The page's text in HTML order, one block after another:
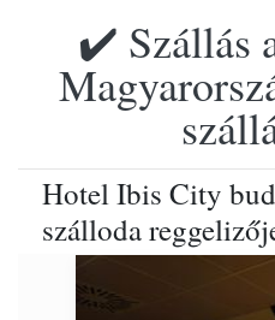
✔️ Szállás
Hotel Ibis City
szálloda